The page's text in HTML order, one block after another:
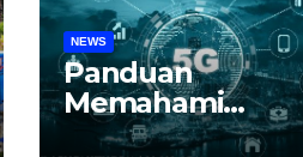
NEWS
Panduan
Memahami
Teknologi 5G di